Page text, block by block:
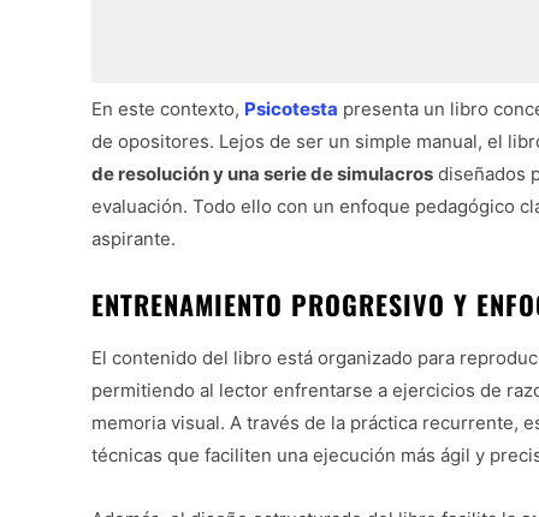
En este contexto, Psicotesta presenta un libro
de opositores. Lejos de ser un simple manual, el
de resolución y una serie de simulacros diseñados
evaluación. Todo ello con un enfoque pedagógico
aspirante.
ENTRENAMIENTO PROGRESIVO Y
El contenido del libro está organizado para
permitiendo al lector enfrentarse a ejercicios de
memoria visual. A través de la práctica recurrente,
técnicas que faciliten una ejecución más ágil y